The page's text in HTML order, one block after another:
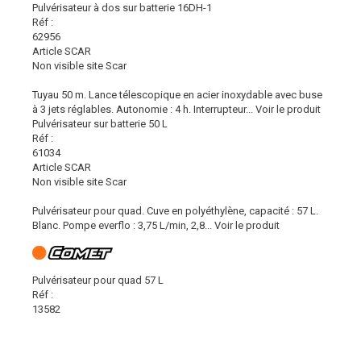
Pulvérisateur à dos sur batterie 16DH-1
Réf :
62956
Article SCAR
Non visible site Scar
Tuyau 50 m. Lance télescopique en acier inoxydable avec buse
à 3 jets réglables. Autonomie : 4 h. Interrupteur...
Voir le produit
Pulvérisateur sur batterie 50 L
Réf :
61034
Article SCAR
Non visible site Scar
Pulvérisateur pour quad. Cuve en polyéthylène, capacité : 57 L.
Blanc. Pompe everflo : 3,75 L/min, 2,8...
Voir le produit
Pulvérisateur pour quad 57 L
Réf :
13582